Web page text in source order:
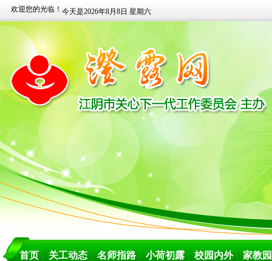
欢迎您的光临！ 今天是2026年8月8日 星期六
首页 关工动态 名师指路 小荷初露 校园内外 家教